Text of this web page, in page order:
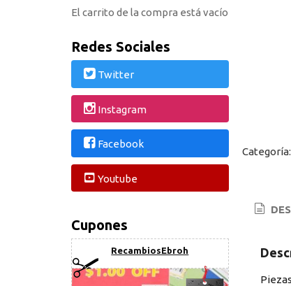
El carrito de la compra está vacío
Redes Sociales
Twitter
Instagram
Facebook
Youtube
Cupones
RecambiosEbroh
Categoría: